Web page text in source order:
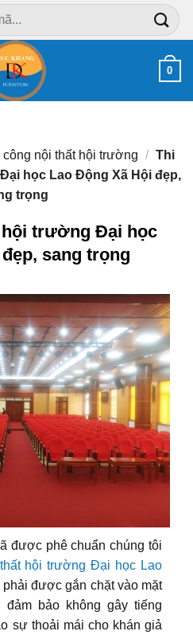
0
công nội thất hội trường / Thi
học Lao Động Xã Hội đẹp,
trọng
trường Đại học
sang trọng
được phê chuẩn chúng tôi
hội trường Đại học Lao
được gắn chặt vào mặt
bảo không gây tiếng
sự thoải mái cho khán giả